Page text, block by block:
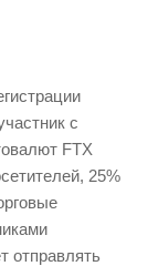
с
FTX
25%
отправлять